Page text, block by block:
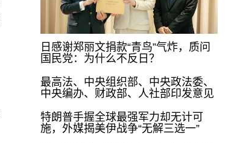
日感谢郑丽文捐款“青鸟”气炸，质问
国民党：为什么不反日？
最高法、中央组织部、中央政法委、
中央编办、财政部、人社部印发意见
特朗普手握全球最强军力却无计可
施，外媒揭美伊战争“无解三选一”